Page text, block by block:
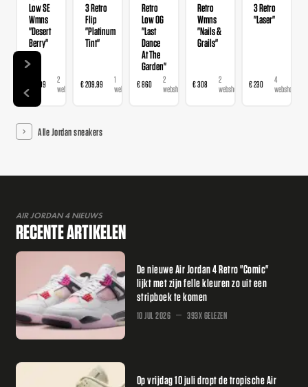
Low SE
Wmns
"Desert
Berry"
€ 139,99
2
webshops
3 Retro
Flip
"Platinum
Tint"
€ 209,99
1
webshop
Retro
Low OG
"Last
Dance
At The
Garden"
€ 860
2
webshops
Retro
Wmns
"Nails &
Grails"
€ 308
2
webshops
3 Retro
"Laser"
€ 230
4
webshops
Alle Jordan sneakers
AIR JORDAN 4 NIEUWS
RECENTE ARTIKELEN
De nieuwe Air Jordan 4 Retro "Comic"
lijkt met zijn felle kleuren zo uit een
stripboek te komen
10 JUL 2026 393X GELEZEN
Op vrijdag 10 juli dropt de tropische Air